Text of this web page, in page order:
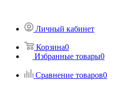
Личный кабинет
Корзина0
Избранные товары0
Сравнение товаров0